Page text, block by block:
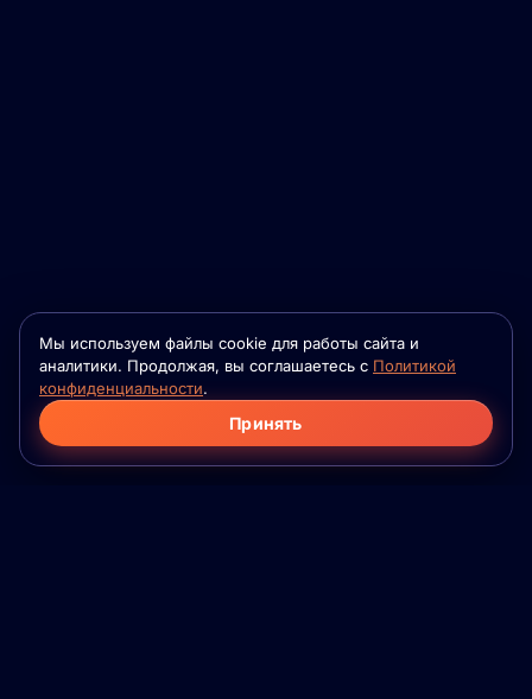
Мы используем файлы cookie для работы сайта и
аналитики. Продолжая, вы соглашаетесь с Политикой
конфиденциальности.
Принять